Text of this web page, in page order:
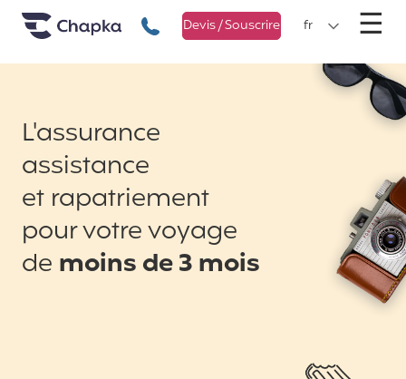
Chapka Assurances Voyages
+33 1 74 85 50 50
Devis / Souscrire fr ☰
L'assurance
assistance
et rapatriement
pour votre voyage
de moins de 3 mois